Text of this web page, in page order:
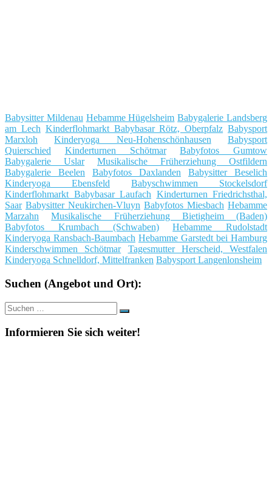
Babysitter Mildenau Hebamme Hügelsheim Babygalerie Landsberg
am Lech Kinderflohmarkt Babybasar Rötz, Oberpfalz Babysport
Marxloh
Kinderyoga Neu-Hohenschönhausen
Babysport
Quierschied
Kinderturnen Schötmar
Babyfotos Gumtow
Babygalerie Uslar
Musikalische Früherziehung Ostfildern
Babygalerie Beelen
Babyfotos Daxlanden
Babysitter Beselich
Kinderyoga Ebensfeld
Babyschwimmen Stockelsdorf
Kinderflohmarkt Babybasar Laufach Kinderturnen Friedrichsthal,
Saar Babysitter Neukirchen-Vluyn Babyfotos Miesbach Hebamme
Marzahn
Musikalische Früherziehung Bietigheim (Baden)
Babyfotos Krumbach (Schwaben)
Hebamme Rudolstadt
Kinderyoga Ransbach-Baumbach Hebamme Garstedt bei Hamburg
Kinderschwimmen Schötmar
Tagesmutter Herscheid, Westfalen
Kinderyoga Schnelldorf, Mittelfranken Babysport Langenlonsheim
Suchen (Angebot und Ort):
Suche
nach:
Suchen
Informieren Sie sich weiter!